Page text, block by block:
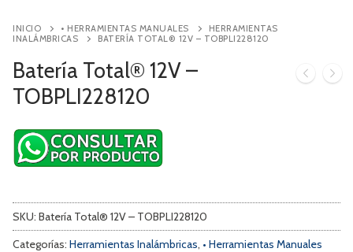
INICIO • HERRAMIENTAS MANUALES
HERRAMIENTAS
INALÁMBRICAS
BATERÍA TOTAL® 12V – TOBPLI228120
Batería Total® 12V –
TOBPLI228120
SKU: Batería Total® 12V – TOBPLI228120
Categorías: Herramientas Inalámbricas, • Herramientas Manuales